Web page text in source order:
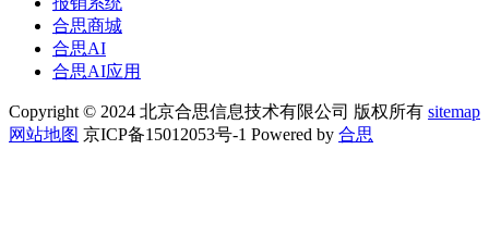
合思商城
合思AI
合思AI应用
Copyright © 2024 北京合思信息技术有限公司 版权所有 sitemap
网站地图 京ICP备15012053号-1 Powered by 合思